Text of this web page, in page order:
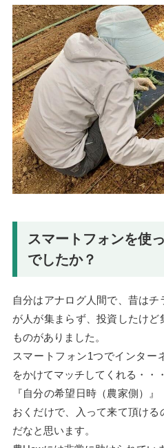
スマートフォンを使
でしたか？
自分はアナログ人間で、昔は
が人が集まらず、投資したけ
ものがありました。
スマートフォン1つでインター
をかけてマッチしてくれる・・・
『自分の希望日時（農家側）
おくだけで、入って来て頂け
だなと思います。